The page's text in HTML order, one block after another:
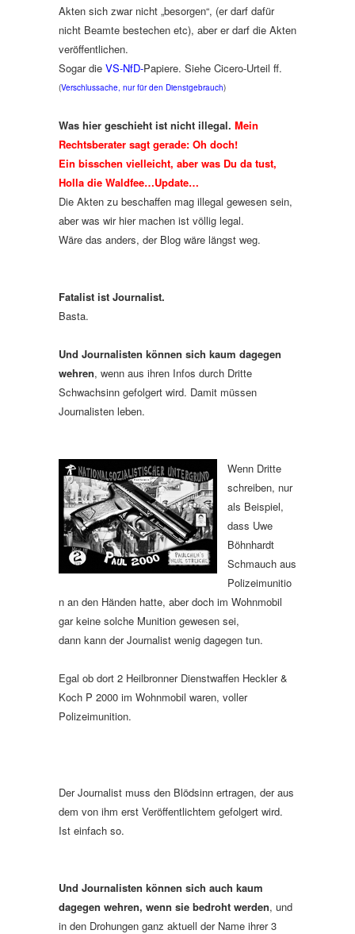
Akten sich zwar nicht „besorgen“, (er darf dafür
nicht Beamte bestechen etc), aber er darf die Akten
veröffentlichen.
Sogar die VS-NfD-Papiere. Siehe Cicero-Urteil ff.
(Verschlussache, nur für den Dienstgebrauch)
Was hier geschieht ist nicht illegal. Mein
Rechtsberater sagt gerade: Oh doch!
Ein bisschen vielleicht, aber was Du da tust,
Holla die Waldfee…Update…
Die Akten zu beschaffen mag illegal gewesen sein,
aber was wir hier machen ist völlig legal.
Wäre das anders, der Blog wäre längst weg.
Fatalist ist Journalist.
Basta.
Und Journalisten können sich kaum dagegen
wehren, wenn aus ihren Infos durch Dritte
Schwachsinn gefolgert wird. Damit müssen
Journalisten leben.
Wenn Dritte
schreiben, nur
als Beispiel,
dass Uwe
Böhnhardt
Schmauch aus
Polizeimunitio
n an den Händen hatte, aber doch im Wohnmobil
gar keine solche Munition gewesen sei,
dann kann der Journalist wenig dagegen tun.
Egal ob dort 2 Heilbronner Dienstwaffen Heckler &
Koch P 2000 im Wohnmobil waren, voller
Polizeimunition.
Der Journalist muss den Blödsinn ertragen, der aus
dem von ihm erst Veröffentlichtem gefolgert wird.
Ist einfach so.
Und Journalisten können sich auch kaum
dagegen wehren, wenn sie bedroht werden, und
in den Drohungen ganz aktuell der Name ihrer 3